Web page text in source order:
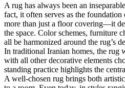
A rug has always been an
fact, it often serves as the
more than just a floor covering—it
the space. Color schemes, furniture
all be harmonized around the rug’s
In traditional Iranian homes, the rug
with all other decorative elements
standing practice highlights the
A well-chosen rug brings both